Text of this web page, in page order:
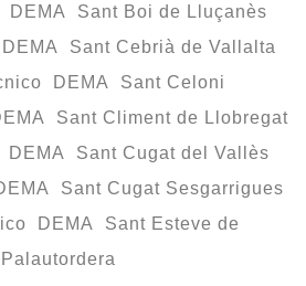
DEMA Sant Boi de Lluçanès
Sant Cebrià de Vallalta
DEMA Sant Celoni
Sant Climent de Llobregat
Sant Cugat del Vallès
Sant Cugat Sesgarrigues
DEMA Sant Esteve de
Palautordera